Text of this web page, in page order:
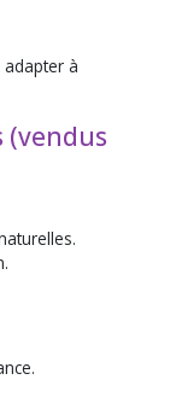
adapter à
(vendus